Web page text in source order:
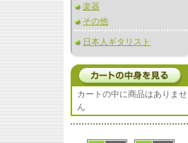
楽器
その他
日本人ギタリスト
カートの中に商品はありませ
ん